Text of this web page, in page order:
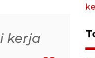
kerja